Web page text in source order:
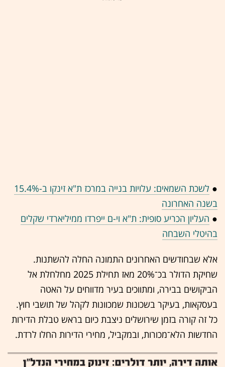
●
לשכת השמאים: עלויות בנייה במרכז ת"א זינקו ב-15.4%
בשנה האחרונה
● העליון הכריע סופית: ת"א וי-ם ייפרדו ממיליארדי שקלים
בהיטלי השבחה
אלא שבחודשים האחרונים התמונה החלה להשתנות.
שחיקת הדולר בכ־20% מאז תחילת 2025 מחלחלת אל
הביקושים בבירה, ומתווכים בעיר מדווחים על האטה
בעסקאות, בעיקר בשכונות שמכוונות לקהל של תושבי חוץ.
כל זה קורה בזמן שירושלים ניצבת כיום בראש טבלת הדירות
החדשות הלא־מכורות, ובמקביל, מחירי הדירות החלו לרדת.